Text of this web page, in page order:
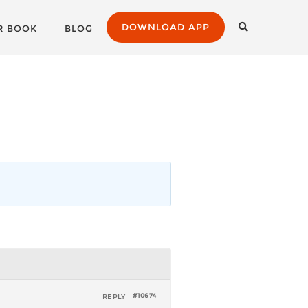
BOOK BLOG DOWNLOAD APP
#10674
REPLY